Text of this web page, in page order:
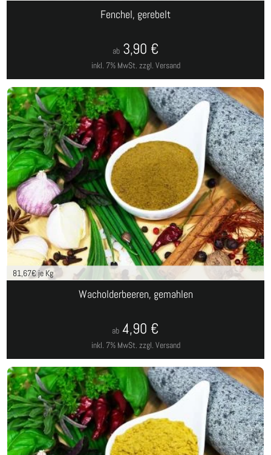
Fenchel, gerebelt
inkl. 7% MwSt. zzgl. Versand
ab 3,90 €
81,67€ je Kg
Wacholderbeeren, gemahlen
inkl. 7% MwSt. zzgl. Versand
ab 4,90 €